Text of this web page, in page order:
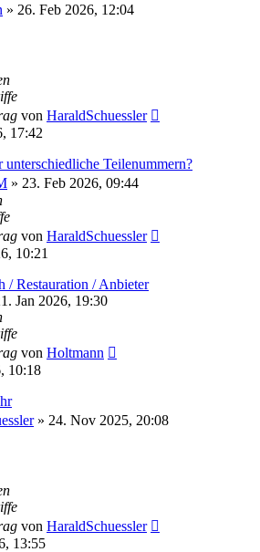
» 26. Feb 2026, 12:04
von HaraldSchuessler
17:42
unterschiedliche Teilenummern?
» 23. Feb 2026, 09:44
von HaraldSchuessler
10:21
/ Restauration / Anbieter
Jan 2026, 19:30
von Holtmann
10:18
» 24. Nov 2025, 20:08
von HaraldSchuessler
13:55